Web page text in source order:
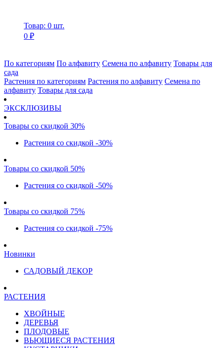
Товар: 0 шт.
0 ₽
По категориям По алфавиту Семена по алфавиту Товары для
сада
Растения по категориям Растения по алфавиту Семена по
алфавиту Товары для сада
ЭКСКЛЮЗИВЫ
Товары со скидкой 30%
Растения со скидкой -30%
Товары со скидкой 50%
Растения со скидкой -50%
Товары со скидкой 75%
Растения со скидкой -75%
Новинки
САДОВЫЙ ДЕКОР
РАСТЕНИЯ
ХВОЙНЫЕ
ДЕРЕВЬЯ
ПЛОДОВЫЕ
ВЬЮЩИЕСЯ РАСТЕНИЯ